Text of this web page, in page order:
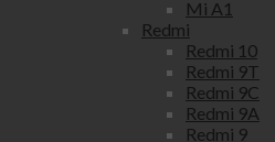
Mi A1
Redmi
Redmi 10
Redmi 9T
Redmi 9C
Redmi 9A
Redmi 9